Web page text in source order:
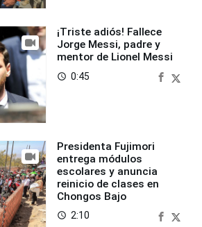
¡Triste adiós! Fallece
Jorge Messi, padre y
mentor de Lionel Messi
access_time 0:45
Presidenta Fujimori
entrega módulos
escolares y anuncia
reinicio de clases en
Chongos Bajo
access_time 2:10